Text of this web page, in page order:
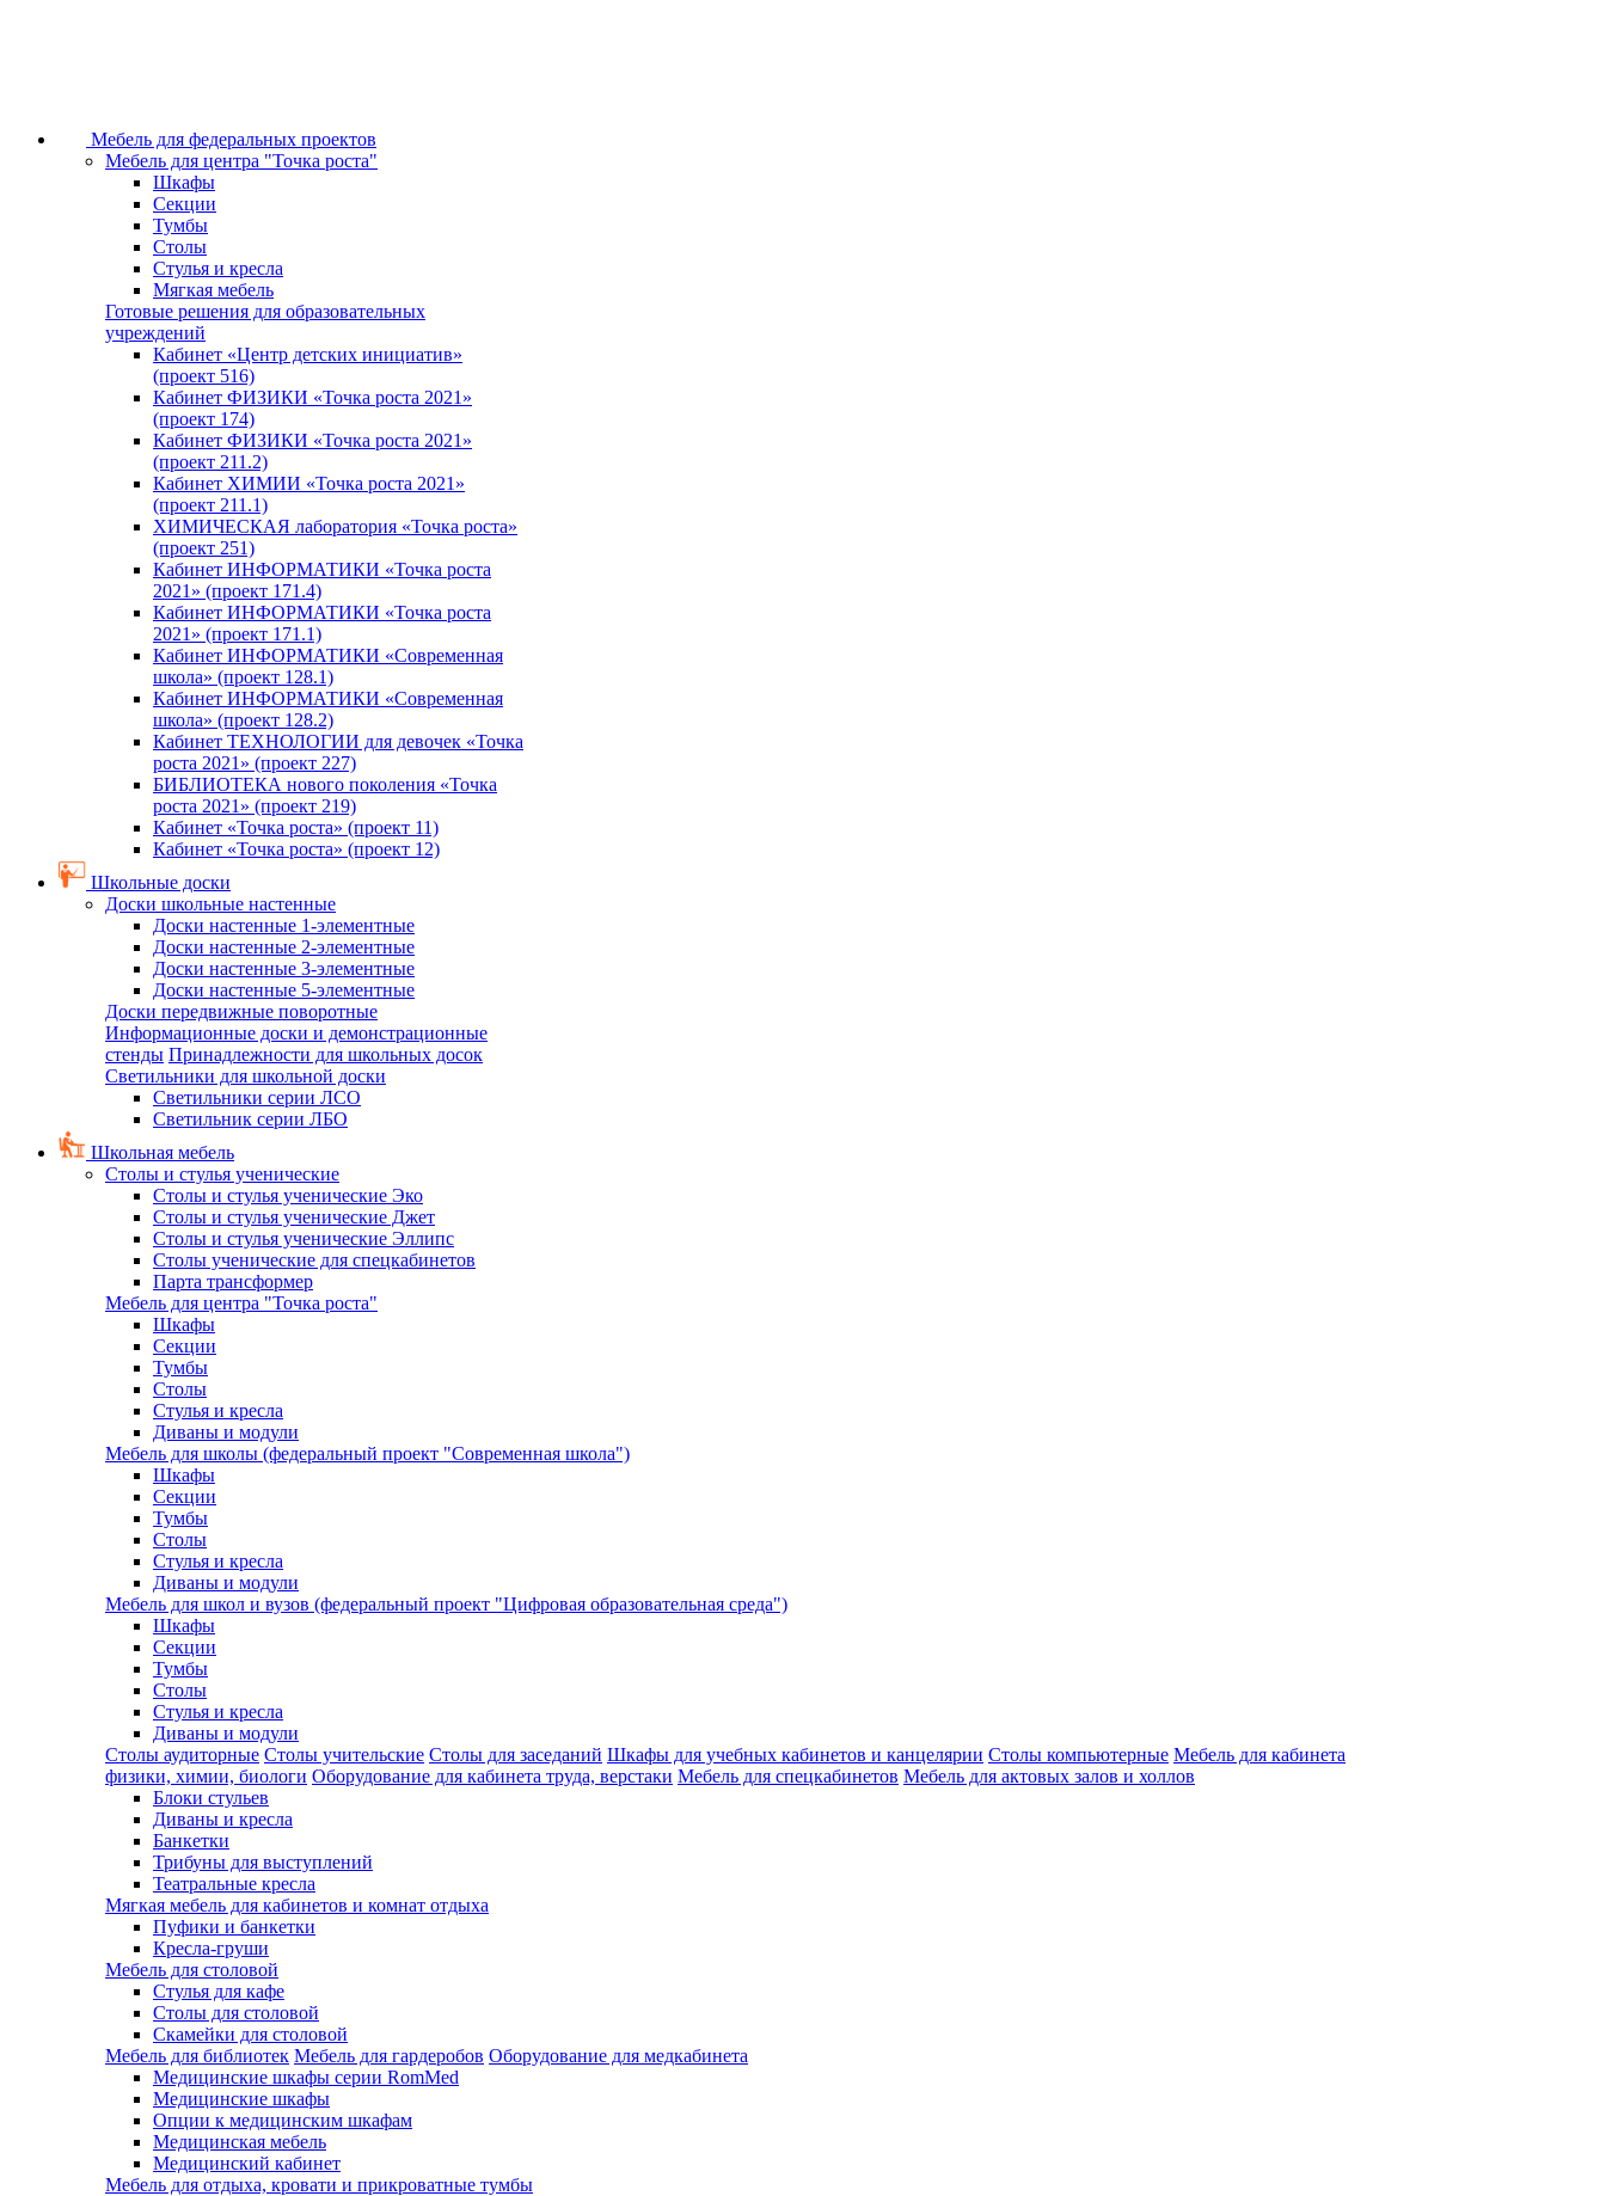
Мебель для федеральных проектов
Мебель для центра "Точка роста"
Шкафы
Секции
Тумбы
Столы
Стулья и кресла
Мягкая мебель
Готовые решения для образовательных
учреждений
Кабинет «Центр детских инициатив»
(проект 516)
Кабинет ФИЗИКИ «Точка роста 2021»
(проект 174)
Кабинет ФИЗИКИ «Точка роста 2021»
(проект 211.2)
Кабинет ХИМИИ «Точка роста 2021»
(проект 211.1)
ХИМИЧЕСКАЯ лаборатория «Точка роста»
(проект 251)
Кабинет ИНФОРМАТИКИ «Точка роста
2021» (проект 171.4)
Кабинет ИНФОРМАТИКИ «Точка роста
2021» (проект 171.1)
Кабинет ИНФОРМАТИКИ «Современная
школа» (проект 128.1)
Кабинет ИНФОРМАТИКИ «Современная
школа» (проект 128.2)
Кабинет ТЕХНОЛОГИИ для девочек «Точка
роста 2021» (проект 227)
БИБЛИОТЕКА нового поколения «Точка
роста 2021» (проект 219)
Кабинет «Точка роста» (проект 11)
Кабинет «Точка роста» (проект 12)
Школьные доски
Доски школьные настенные
Доски настенные 1-элементные
Доски настенные 2-элементные
Доски настенные 3-элементные
Доски настенные 5-элементные
Доски передвижные поворотные
Информационные доски и демонстрационные
стенды Принадлежности для школьных досок
Светильники для школьной доски
Светильники серии ЛСО
Светильник серии ЛБО
Школьная мебель
Столы и стулья ученические
Столы и стулья ученические Эко
Столы и стулья ученические Джет
Столы и стулья ученические Эллипс
Столы ученические для спецкабинетов
Парта трансформер
Мебель для центра "Точка роста"
Шкафы
Секции
Тумбы
Столы
Стулья и кресла
Диваны и модули
Мебель для школы (федеральный проект "Современная школа")
Шкафы
Секции
Тумбы
Столы
Стулья и кресла
Диваны и модули
Мебель для школ и вузов (федеральный проект "Цифровая образовательная среда")
Шкафы
Секции
Тумбы
Столы
Стулья и кресла
Диваны и модули
Столы аудиторные Столы учительские Столы для заседаний Шкафы для учебных кабинетов и канцелярии Столы компьютерные Мебель для кабинета
физики, химии, биологи Оборудование для кабинета труда, верстаки Мебель для спецкабинетов Мебель для актовых залов и холлов
Блоки стульев
Диваны и кресла
Банкетки
Трибуны для выступлений
Театральные кресла
Мягкая мебель для кабинетов и комнат отдыха
Пуфики и банкетки
Кресла-груши
Мебель для столовой
Cтулья для кафе
Cтолы для столовой
Скамейки для столовой
Мебель для библиотек Мебель для гардеробов Оборудование для медкабинета
Медицинские шкафы серии RomMed
Медицинские шкафы
Опции к медицинским шкафам
Медицинская мебель
Медицинский кабинет
Мебель для отдыха, кровати и прикроватные тумбы